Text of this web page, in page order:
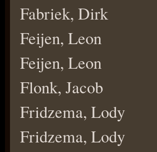
Fabriek, Dirk
Feijen, Leon
Feijen, Leon
Flonk, Jacob
Fridzema, Lody
Fridzema, Lody